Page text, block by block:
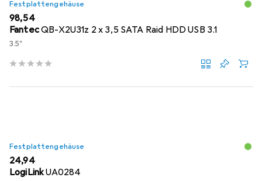
Festplattengehäuse
EUR
98,54
FantecQB-X2U31z 2 x 3,5 SATA Raid HDD USB 3.1
3.5"
Festplattengehäuse
EUR
24,94
LogiLinkUA0284